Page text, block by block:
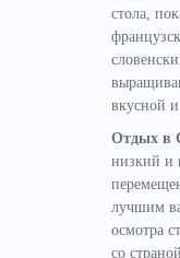
стола,
вкусной
Отдых в
низкий и
лучшим
осмотра
со